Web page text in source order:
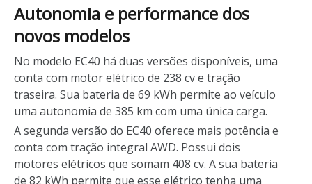
Autonomia e performance dos
novos modelos
No modelo EC40 há duas versões disponíveis, uma
conta com motor elétrico de 238 cv e tração
traseira. Sua bateria de 69 kWh permite ao veículo
uma autonomia de 385 km com uma única carga.
A segunda versão do EC40 oferece mais potência e
conta com tração integral AWD. Possui dois
motores elétricos que somam 408 cv. A sua bateria
de 82 kWh permite que esse elétrico tenha uma